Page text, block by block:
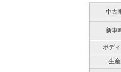
中古
新車
ボデ
生